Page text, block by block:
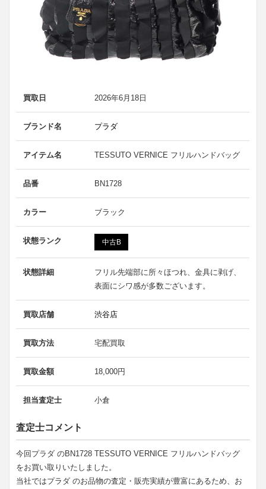
買取日 2026年6月18日
ブランド名 プラダ
アイテム名 TESSUTO VERNICE フリルハンドバッグ
品番 BN1728
カラー ブラック
状態ランク 中古B
状態詳細
フリル先端部に所々ほつれ、金具に剥げ、
表面にシワ感が多数ございます。
買取店舗 渋谷店
買取方法 宅配買取
買取金額 18,000円
担当査定士 小倉
査定士コメント
今回プラダ のBN1728 TESSUTO VERNICE フリルハンドバッグ
をお買い取りいたしました。
当社ではプラダ のお品物の査定・販売実績が豊富にあるため、お